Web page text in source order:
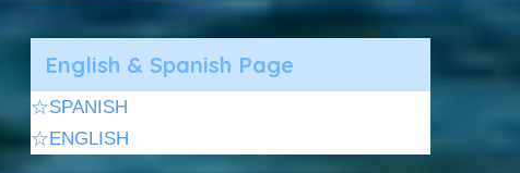
English & Spanish Page
☆SPANISH
☆ENGLISH